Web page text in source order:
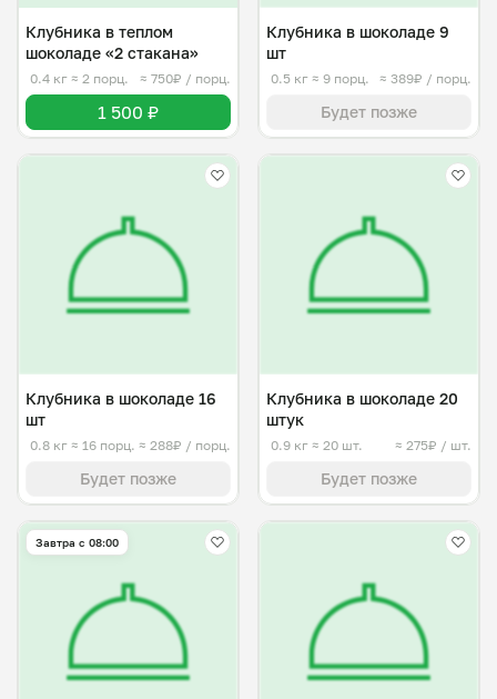
Клубника в теплом
шоколаде «2 стакана»
0.4 кг ≈ 2 порц. ≈ 750₽ / порц.
1 500 ₽
Клубника в шоколаде 9
шт
0.5 кг ≈ 9 порц. ≈ 389₽ / порц.
Будет позже
Клубника в шоколаде 16
шт
0.8 кг ≈ 16 порц. ≈ 288₽ / порц.
Будет позже
Клубника в шоколаде 20
штук
0.9 кг ≈ 20 шт. ≈ 275₽ / шт.
Будет позже
Завтра c 08:00